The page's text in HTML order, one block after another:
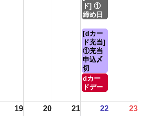
曜
日,
月
15th
2026
ド] ①
締め日
土
曜
日,
8
月
15th
2026
[dカー
ド充当]
①充当
申込〆
切
土
曜
8
dカー
ドデー
19 20 21 22 23